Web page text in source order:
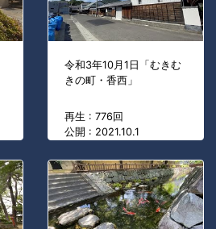
令和3年10月1日「むきむ
きの町・香西」
再生 : 776回
公開 : 2021.10.1